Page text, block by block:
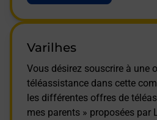
Varilhes
Vous désirez souscrire à une
téléassistance dans cette
les différentes offres de
mes parents » proposées par